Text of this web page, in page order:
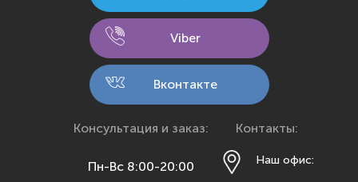
Кемерово
Кострома
Краснодар
Красноярск
Viber
Вконтакте
Консультация и заказ:
Пн-Вс 8:00-20:00
Контакты:
Наш офис: